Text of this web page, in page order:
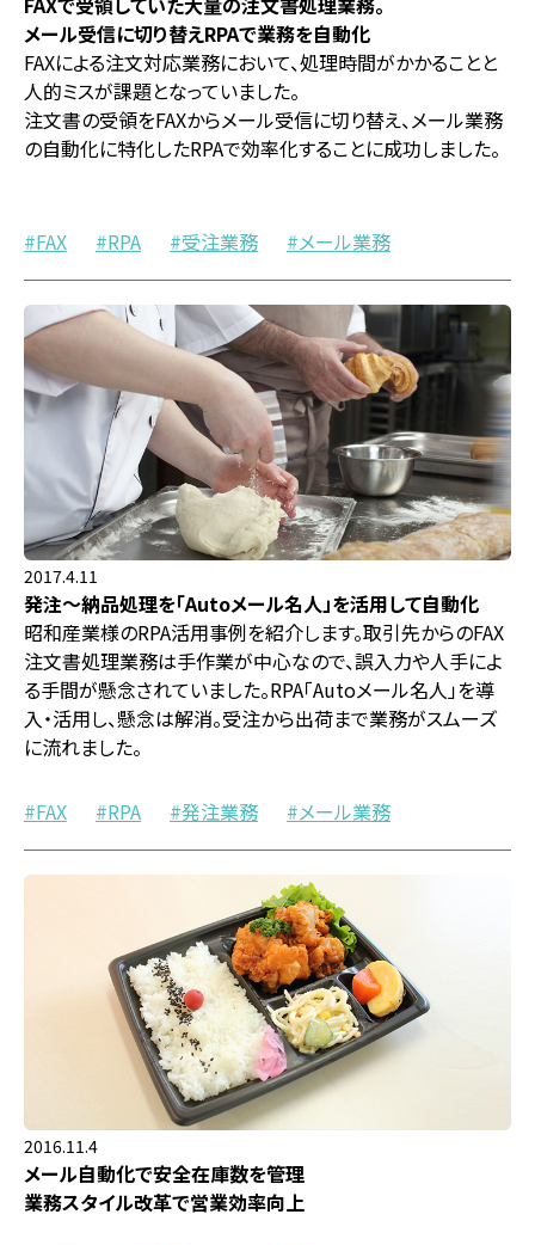
メール受信に切り替えRPAで業務を自動化
FAXによる注文対応業務において、処理時間がかかることと
人的ミスが課題となっていました。
注文書の受領をFAXからメール受信に切り替え、メール業務
の自動化に特化したRPAで効率化することに成功しました。
FAX RPA 受注業務 メール業務
2017.4.11
発注～納品処理を「Autoメール名人」を活用して自動化
昭和産業様のRPA活用事例を紹介します。取引先からのFAX
注文書処理業務は手作業が中心なので、誤入力や人手によ
る手間が懸念されていました。RPA「Autoメール名人」を導
入・活用し、懸念は解消。受注から出荷まで業務がスムーズ
に流れました。
FAX RPA 発注業務 メール業務
2016.11.4
メール自動化で安全在庫数を管理
業務スタイル改革で営業効率向上